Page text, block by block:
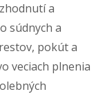
a
súdnych a
pokút a
veciach plnenia